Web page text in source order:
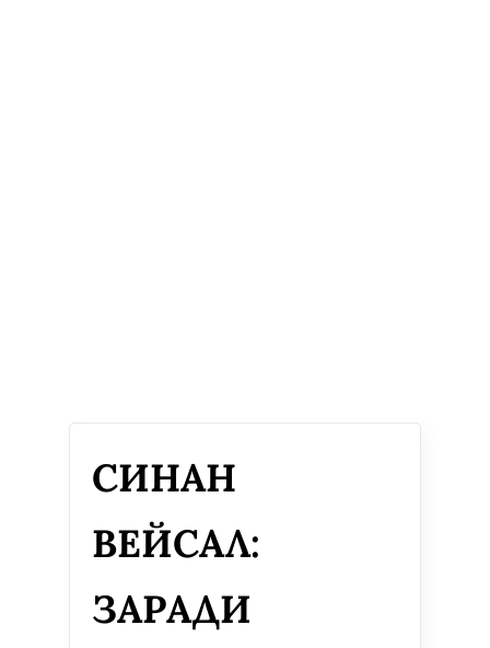
СИНАН
ВЕЙСАЛ:
ЗАРАДИ